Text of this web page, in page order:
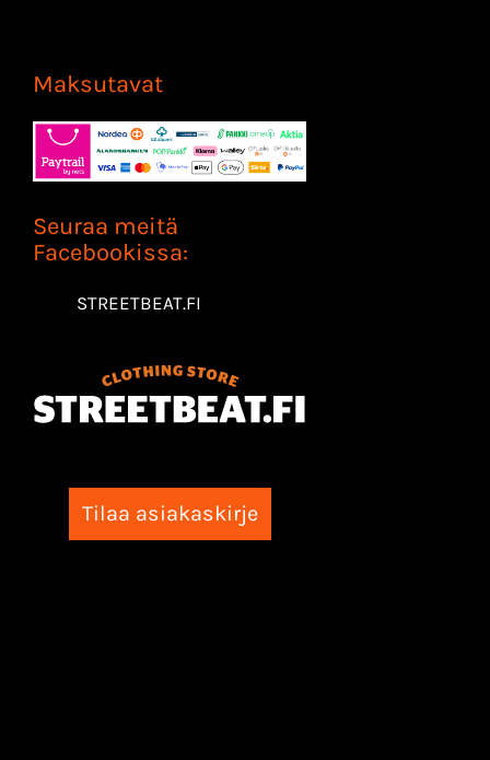
Maksutavat
Seuraa meitä
Facebookissa:
STREETBEAT.FI